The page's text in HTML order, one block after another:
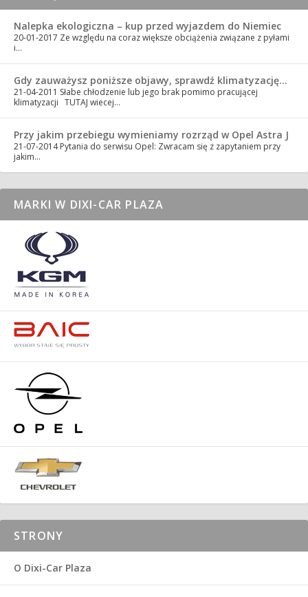
Nalepka ekologiczna – kup przed wyjazdem do Niemiec
20-01-2017 Ze względu na coraz większe obciążenia związane z pyłami
i…
Gdy zauważysz poniższe objawy, sprawdź klimatyzację…
21-04-2011 Słabe chłodzenie lub jego brak pomimo pracującej
klimatyzacji TUTAJ wiecej…
Przy jakim przebiegu wymieniamy rozrząd w Opel Astra J
21-07-2014 Pytania do serwisu Opel: Zwracam się z zapytaniem przy
jakim…
MARKI W DIXI-CAR PLAZA
STRONY
O Dixi-Car Plaza